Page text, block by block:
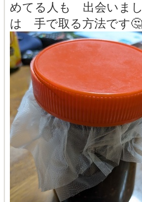
めてる人も 出会いま
は 手で取る方法です🤔